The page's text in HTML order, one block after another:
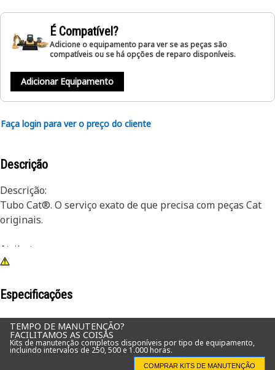
É Compatível?
Adicione o equipamento para ver se as peças são
compatíveis ou se há opções de reparo disponíveis.
Adicionar Equipamento
Faça login para ver o preço do cliente
Descrição
Descrição:
Tubo Cat®. O serviço exato de que precisa com peças Cat
originais.
Atributos:
• Reposição direta do OEM (Original Equipment
• Para uso em diversas aplicações Cat.
Especificações
TEMPO DE MANUTENÇÃO?
FACILITAMOS AS COISAS
Kits de manutenção completos disponíveis por tipo de equipamento,
incluindo intervalos de 250, 500 e 1.000 horas.
COMPRAR KITS DE MANUTENÇÃO